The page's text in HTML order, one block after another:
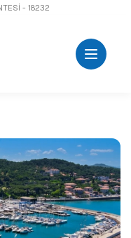
- 18232